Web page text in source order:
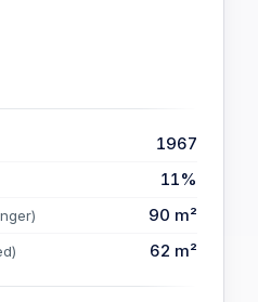
1967
11%
90 m²
62 m²